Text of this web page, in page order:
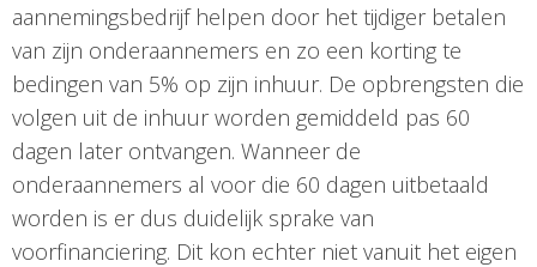
aannemingsbedrijf helpen door het tijdiger betalen
van zijn onderaannemers en zo een korting te
bedingen van 5% op zijn inhuur. De opbrengsten die
volgen uit de inhuur worden gemiddeld pas 60
dagen later ontvangen. Wanneer de
onderaannemers al voor die 60 dagen uitbetaald
worden is er dus duidelijk sprake van
voorfinanciering. Dit kon echter niet vanuit het eigen